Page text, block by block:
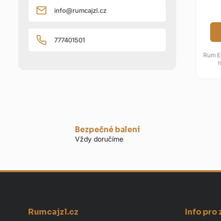
info@rumcajzl.cz
777401501
Rum
Bezpečné balení
Vždy doručíme
Rumcajzl.cz Info pro